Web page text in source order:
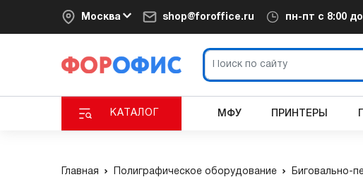
Москва shop@foroffice.ru пн-пт с 8:00
КАТАЛОГ МФУ ПРИНТЕРЫ
Главная Полиграфическое оборудование Биговально-